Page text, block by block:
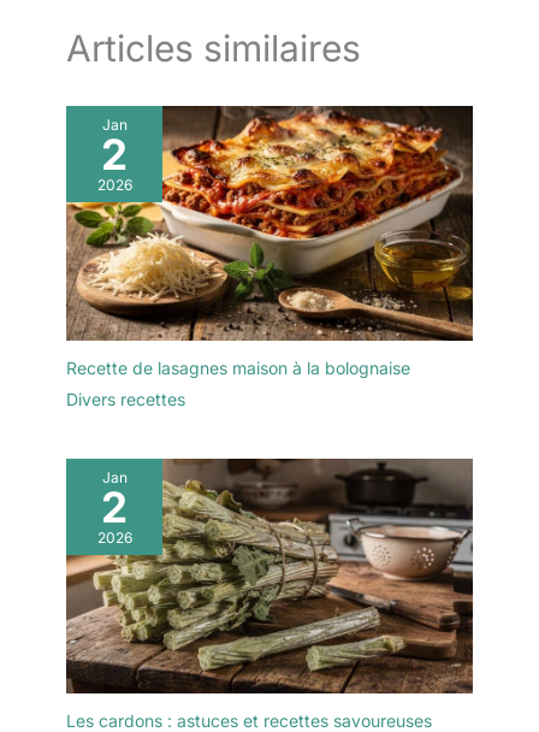
Articles similaires
Jan
2
2026
Recette de lasagnes maison à la bolognaise
Divers recettes
Jan
2
2026
Les cardons : astuces et recettes savoureuses